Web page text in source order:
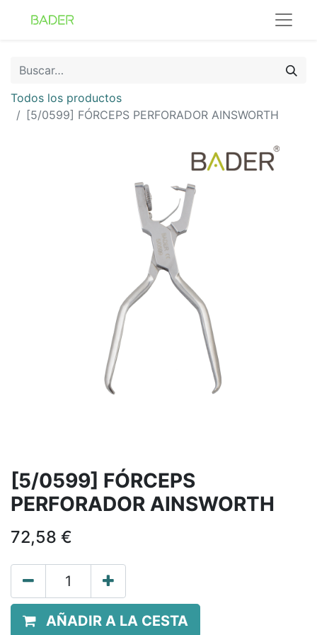
Todos los productos
[5/0599] FÓRCEPS PERFORADOR AINSWORTH
[5/0599] FÓRCEPS
PERFORADOR AINSWORTH
72,58 €
AÑADIR A LA CESTA